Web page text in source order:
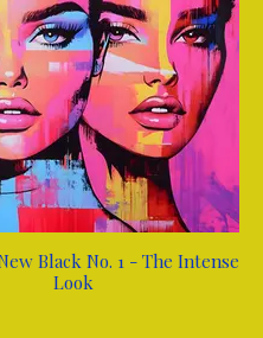
Black No. 1 - The Intense
Look